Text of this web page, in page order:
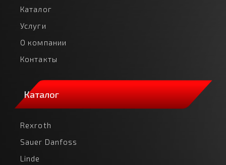
Каталог
Услуги
О компании
Контакты
Каталог
Rexroth
Sauer Danfoss
Linde